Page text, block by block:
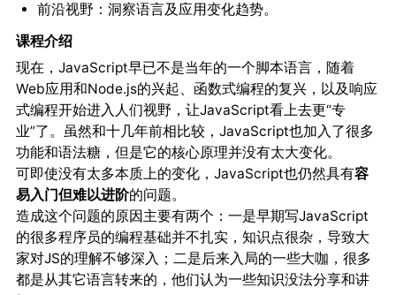
前沿视野：洞察语言及应用变化趋势。
课程介绍
现在，JavaScript早已不是当年的一个脚本语言，随着
Web应用和Node.js的兴起、函数式编程的复兴，以及响应
式编程开始进入人们视野，让JavaScript看上去更“专
业”了。虽然和十几年前相比较，JavaScript也加入了很多
功能和语法糖，但是它的核心原理并没有太大变化。
可即使没有太多本质上的变化，JavaScript也仍然具有容
易入门但难以进阶的问题。
造成这个问题的原因主要有两个：一是早期写JavaScript
的很多程序员的编程基础并不扎实，知识点很杂，导致大
家对JS的理解不够深入；二是后来入局的一些大咖，很多
都是从其它语言转来的，他们认为一些知识没法分享和讲